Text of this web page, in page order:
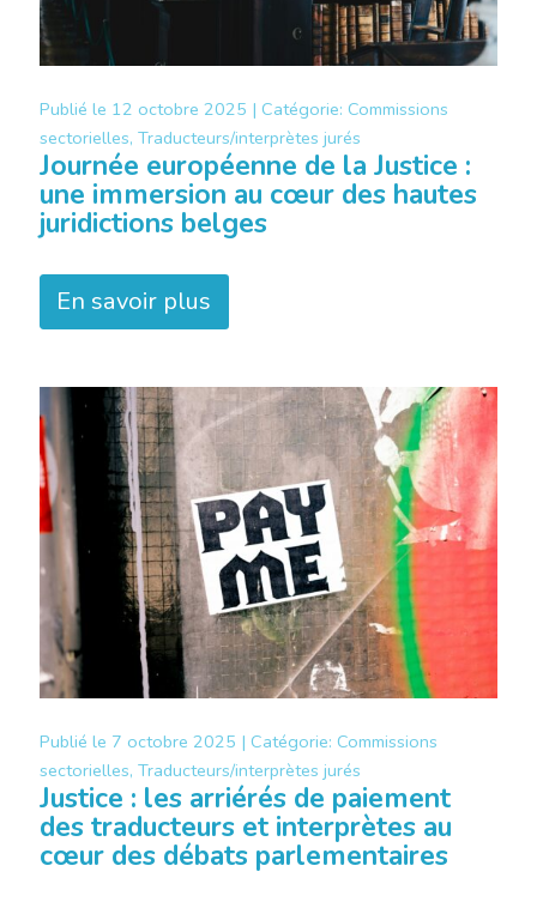
Publié le 12 octobre 2025 | Catégorie: Commissions
sectorielles, Traducteurs/interprètes jurés
Journée européenne de la Justice :
une immersion au cœur des hautes
juridictions belges
En savoir plus
Publié le 7 octobre 2025 | Catégorie: Commissions
sectorielles, Traducteurs/interprètes jurés
Justice : les arriérés de paiement
des traducteurs et interprètes au
cœur des débats parlementaires